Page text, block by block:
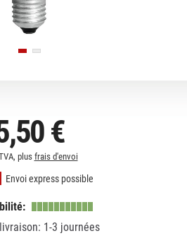
€
plus frais d'envoi
Envoi express possible
1-3 journées